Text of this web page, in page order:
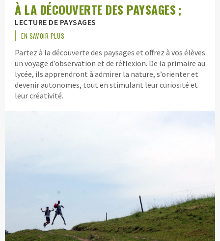
À LA DÉCOUVERTE DES PAYSAGES ;
LECTURE DE PAYSAGES
EN SAVOIR PLUS
Partez à la découverte des paysages et offrez à vos élèves
un voyage d’observation et de réflexion. De la primaire au
lycée, ils apprendront à admirer la nature, s’orienter et
devenir autonomes, tout en stimulant leur curiosité et
leur créativité.